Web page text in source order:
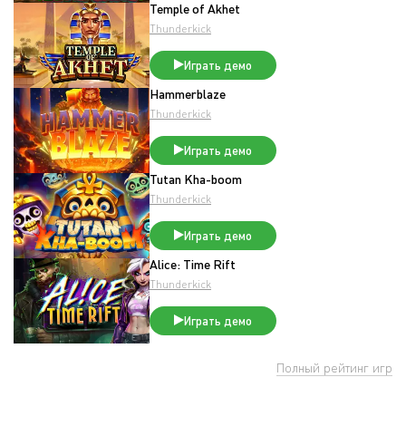
Temple of Akhet
Thunderkick
Играть демо
Hammerblaze
Thunderkick
Играть демо
Tutan Kha-boom
Thunderkick
Играть демо
Alice: Time Rift
Thunderkick
Играть демо
Полный рейтинг игр